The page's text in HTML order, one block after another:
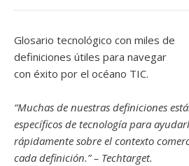
Glosario tecnológico con miles de
definiciones útiles para navegar
con éxito por el océano TIC.
“Muchas de nuestras definiciones
específicos de tecnología para
rápidamente sobre el contexto
cada definición.” – Techtarget.